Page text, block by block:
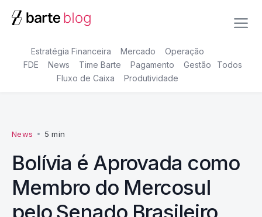
Estratégia Financeira Mercado
Operação
FDE
News Time Barte Pagamento
Gestão
Fluxo de Caixa
Produtividade
Todos
News • 5 min
Bolívia é Aprovada como
Membro do Mercosul
pelo Senado Brasileiro